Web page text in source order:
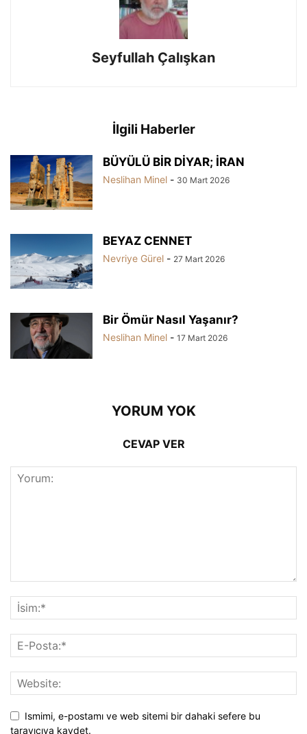
Seyfullah Çalışkan
İlgili Haberler
BÜYÜLÜ BİR DİYAR; İRAN
Neslihan Minel - 30 Mart 2026
BEYAZ CENNET
Nevriye Gürel - 27 Mart 2026
Bir Ömür Nasıl Yaşanır?
Neslihan Minel - 17 Mart 2026
YORUM YOK
CEVAP VER
Ismimi, e-postamı ve web sitemi bir dahaki sefere bu
tarayıcıya kaydet.